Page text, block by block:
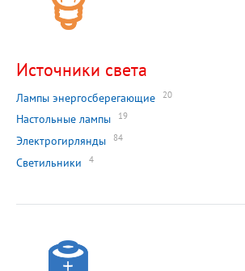
Источники света
Лампы энергосберегающие 20
Настольные лампы 19
Электрогирлянды 84
Светильники 4